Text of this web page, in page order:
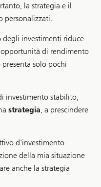
la strategia e il
personalizzati.
degli investimenti riduce
di rendimento
solo pochi
investimento stabilito,
strategia , a prescindere
d'investimento
della mia situazione
anche la strategia